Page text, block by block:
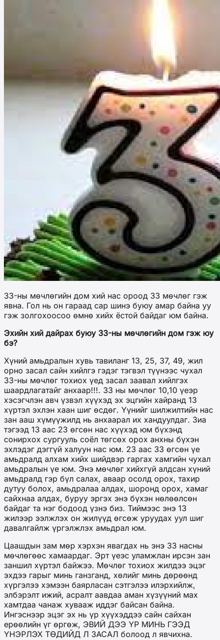
33-ны мөчлөгийн дом хий нас ороод 33 мөчлөг гэж
явна. Гол нь он гараад сар шинэ буюу амар байна уу
гэж золгохоосоо өмнө хийх ёстой байдаг юм байна.
Эхийн хий дайрах буюу 33-ны мөчлөгийн дом гэж юу
бэ?
Хүний амьдралын хувь тавиланг 13, 25, 37, 49, жил
орно засал сайн хийлгэ гэдэг тэгвэл түүнээс чухал
33-ны мөчлөг тохиох үед засал заавал хийлгэх
шаардлагатайг анхаар!!!. 33 ны мөчлөг 10,10 үеэр
хэсэгчлэн авч үзвэл хүүхэд эх эцгийн хайранд 13
хүртэл эхлэн хаан шиг өсдөг. Үүнийг шилжилтийн нас
зан ааш хүмүүжилд нь анхаарал их хандуулдаг. Зиа
тэгээд 13 аас 23 өгсөн нас хүүхэд юм бүхэнд
сонирхох сургууль соёл төгсөх орох анхны бүхэн
эхлэдэг дэггүй халуун нас юм. 23 аас 33 өгсөн үе
амьдралд алхам хийх шийдвэр гаргах хамгийн чухал
амьдралын үе юм. Энэ мөчлөг хийхгүй алдсан хүний
амьдралд гэр бүл салах, аваар осолд орох, тахир
дутуу болох, амьдралаа алдах, шоронд орох, хамаг
сайхнаа алдах, буруу эргэх энэ бүхэн нөлөөлсөн
байдаг та нэг бодоод үзнэ биз. Тиймээс энэ 13
жилээр ээлжлэх он жилүүд өгсөж уруудах уул шиг
давалгайлж үргэлжлэх амьдрал юм.
Цаашдын зам мөр хэрхэн явагдах нь энэ 33 насны
мөчлөгөөс хамаардаг. Эрт үеэс уламжлан ирсэн зан
заншил хүртэл байжээ. Мөчлөг тохиох жилдээ эцэг
эхдээ гарыг минь ганзганд, хөлийг минь дөрөөнд
хүргэлээ хэмээн баярласан сэтгэлээ илэрхийлж,
элбэрэлт ижий, асралт аавдаа аман хүзүүний мах
хамтдаа чанаж хувааж иддэг байсан байна.
Ингэснээр эцэг эх нь үр хүүхэддээ сайн сайхан
ерөөлийн үг өргөж, ЭВИЙ ДЭЭ ҮР МИНЬ ГЭЭД
ҮНЭРЛЭХ ТӨДИЙД Л ЗАСАЛ болоод л явчихна.